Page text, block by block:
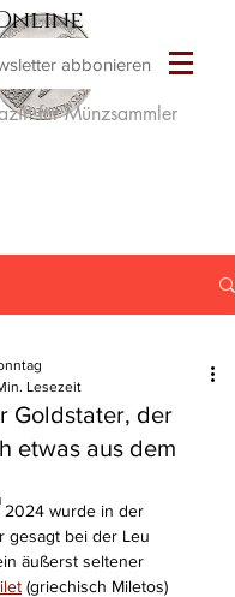
für Münzsammler
abbonieren
Goldstater, der
etwas aus dem
Lesezeit
2024 wurde in der
gesagt bei der Leu
äußerst seltener
(griechisch Miletos)